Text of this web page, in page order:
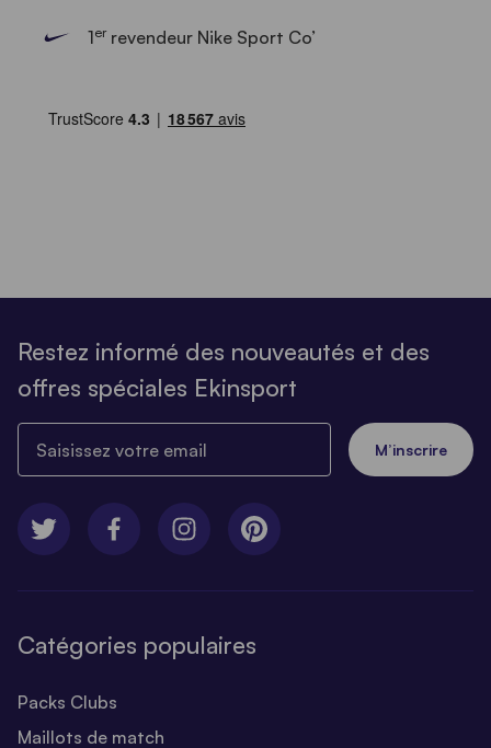
1errevendeur Nike Sport Co’
Restez informé des nouveautés et des
offres spéciales Ekinsport
M’inscrire
Catégories populaires
Packs Clubs
Maillots de match